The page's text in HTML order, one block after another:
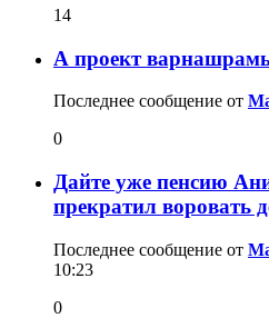
14
А проект
Последнее сообщение от
0
Дайте уже пенсию
прекратил воровать
Последнее сообщение от
10:23
0